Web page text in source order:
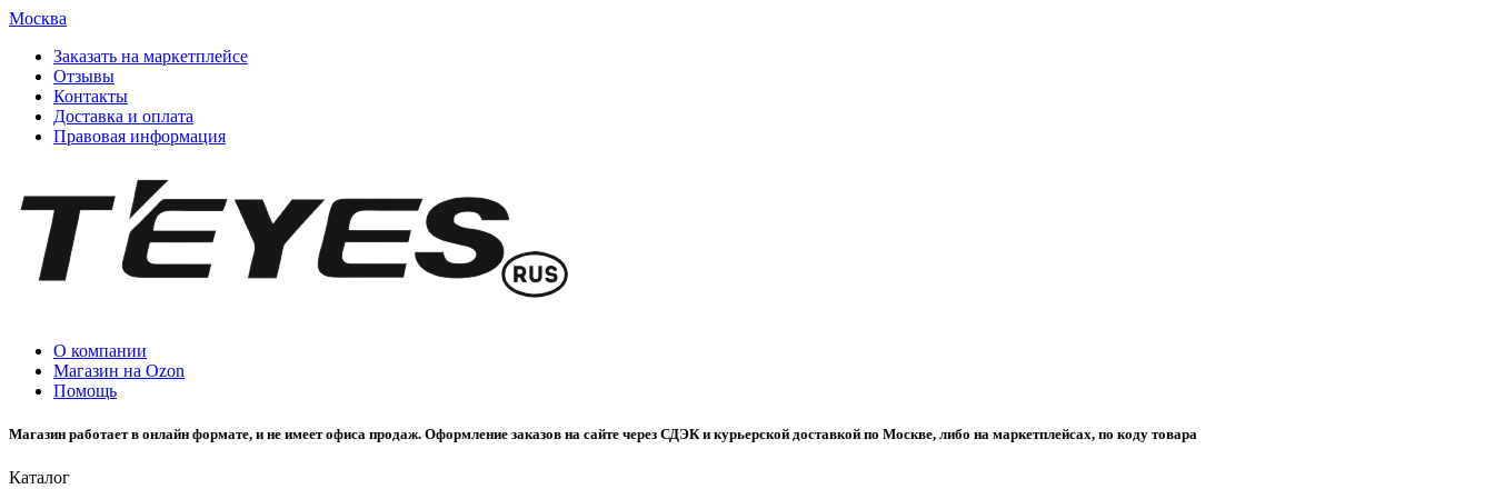
Москва
Заказать на маркетплейсе
Отзывы
Контакты
Доставка и оплата
Правовая информация
О компании
Магазин на Ozon
Помощь
Магазин работает в онлайн формате, и не имеет офиса продаж. Оформление заказов на сайте через СДЭК и курьерской доставкой по Москве, либо на маркетплейсах, по коду товара
Каталог